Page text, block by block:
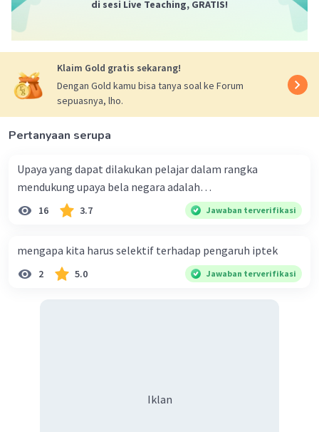
di sesi Live Teaching, GRATIS!
Klaim Gold gratis sekarang!
Dengan Gold kamu bisa tanya soal ke Forum
sepuasnya, lho.
Pertanyaan serupa
Upaya yang dapat dilakukan pelajar dalam rangka
mendukung upaya bela negara adalah…
16 3.7 Jawaban terverifikasi
mengapa kita harus selektif terhadap pengaruh iptek
2 5.0 Jawaban terverifikasi
Iklan